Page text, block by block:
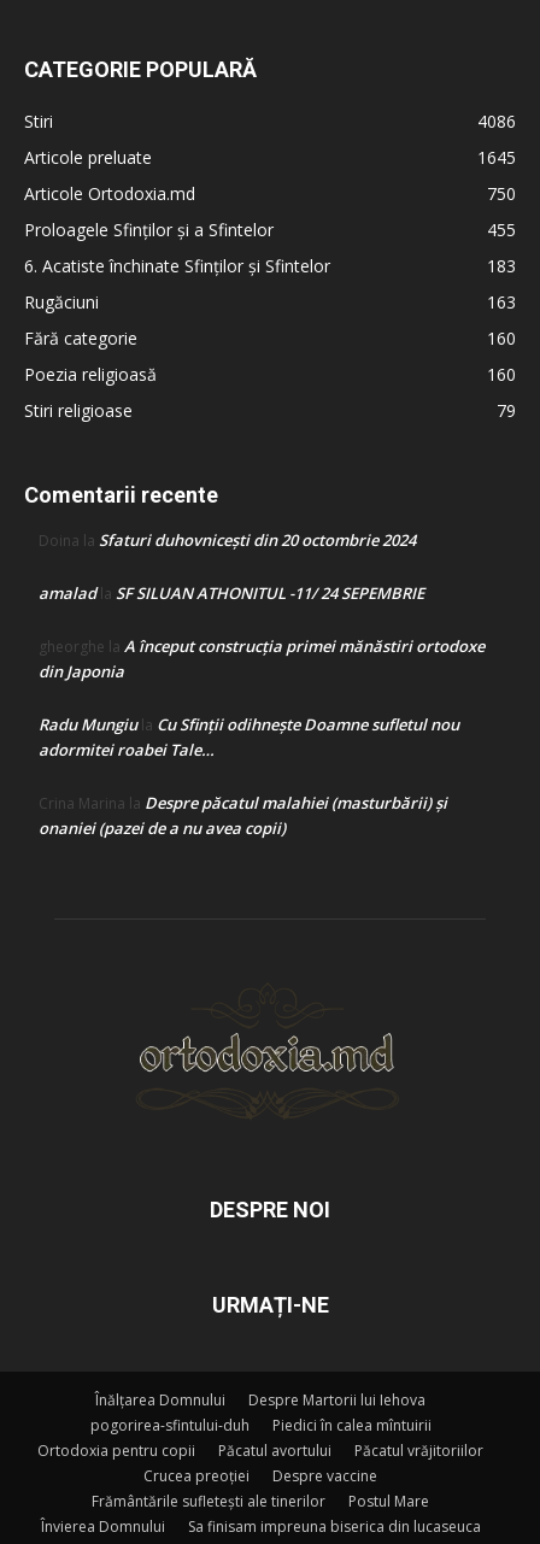
CATEGORIE POPULARĂ
Stiri
4086
Articole preluate
1645
Articole Ortodoxia.md
750
Proloagele Sfinților și a Sfintelor
455
6. Acatiste închinate Sfinților și Sfintelor
183
Rugăciuni
163
Fără categorie
160
Poezia religioasă
160
Stiri religioase
79
Comentarii recente
Doina la Sfaturi duhovnicești din 20 octombrie 2024
amaladla SF SILUAN ATHONITUL -11/ 24 SEPEMBRIE
gheorghe la A început construcţia primei mănăstiri ortodoxe
din Japonia
Radu Mungiula Cu Sfinții odihnește Doamne sufletul nou
adormitei roabei Tale…
Crina Marina la Despre păcatul malahiei (masturbării) şi
onaniei (pazei de a nu avea copii)
DESPRE NOI
URMAȚI-NE
Înălțarea Domnului
Despre Martorii lui Iehova
pogorirea-sfintului-duh
Piedici în calea mîntuirii
Ortodoxia pentru copii
Păcatul avortului
Păcatul vrăjitoriilor
Crucea preoției
Despre vaccine
Frământările sufletești ale tinerilor
Postul Mare
Învierea Domnului
Sa finisam impreuna biserica din lucaseuca